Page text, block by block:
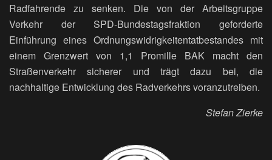
Radfahrende zu senken. Die von der Arbeitsgruppe
Verkehr der SPD-Bundestagsfraktion geforderte
Einführung eines Ordnungswidrigkeitentatbestandes mit
einem Grenzwert von 1,1 Promille BAK macht den
Straßenverkehr sicherer und trägt dazu bei, die
nachhaltige Entwicklung des Radverkehrs voranzutreiben.
Stefan Zierke